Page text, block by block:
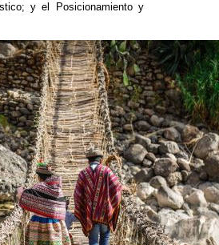
y el Posicionamiento y